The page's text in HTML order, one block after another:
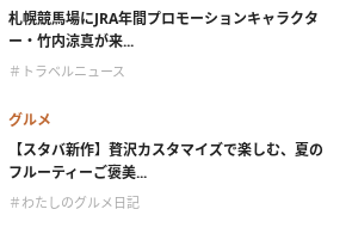
札幌競馬場にJRA年間プロモーションキャラクタ
ー・竹内涼真が来...
＃トラベルニュース
グルメ
【スタバ新作】贅沢カスタマイズで楽しむ、夏の
フルーティーご褒美...
＃わたしのグルメ日記